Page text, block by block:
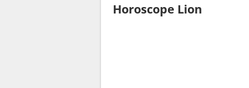
Horoscope Lion